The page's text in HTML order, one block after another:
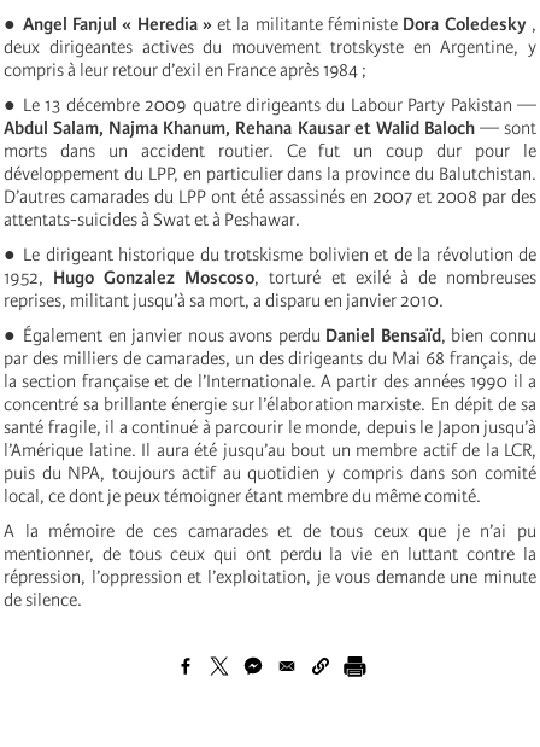
● Angel Fanjul « Heredia »et la militante féministe Dora Coledesky ,
deux dirigeantes actives du mouvement trotskyste en Argentine, y
compris à leur retour d’exil en France après 1984 ;
● Le 13 décembre 2009 quatre dirigeants du Labour Party Pakistan —
Abdul Salam, Najma Khanum, Rehana Kausar et Walid Baloch — sont
morts dans un accident routier. Ce fut un coup dur pour le
développement du LPP, en particulier dans la province du Balutchistan.
D’autres camarades du LPP ont été assassinés en 2007 et 2008 par des
attentats-suicides à Swat et à Peshawar.
● Le dirigeant historique du trotskisme bolivien et de la révolution de
1952, Hugo Gonzalez Moscoso, torturé et exilé à de nombreuses
reprises, militant jusqu’à sa mort, a disparu en janvier 2010.
● Également en janvier nous avons perdu Daniel Bensaïd, bien connu
par des milliers de camarades, un des dirigeants du Mai 68 français, de
la section française et de l’Internationale. A partir des années 1990 il a
concentré sa brillante énergie sur l’élaboration marxiste. En dépit de sa
santé fragile, il a continué à parcourir le monde, depuis le Japon jusqu’à
l’Amérique latine. Il aura été jusqu’au bout un membre actif de la LCR,
puis du NPA, toujours actif au quotidien y compris dans son comité
local, ce dont je peux témoigner étant membre du même comité.
A la mémoire de ces camarades et de tous ceux que je n’ai pu
mentionner, de tous ceux qui ont perdu la vie en luttant contre la
répression, l’oppression et l’exploitation, je vous demande une minute
de silence.